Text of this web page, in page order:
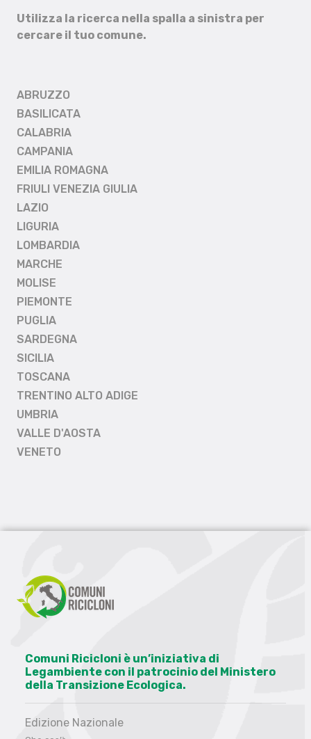
Utilizza la ricerca nella spalla a sinistra per
cercare il tuo comune.
ABRUZZO
BASILICATA
CALABRIA
CAMPANIA
EMILIA ROMAGNA
FRIULI VENEZIA GIULIA
LAZIO
LIGURIA
LOMBARDIA
MARCHE
MOLISE
PIEMONTE
PUGLIA
SARDEGNA
SICILIA
TOSCANA
TRENTINO ALTO ADIGE
UMBRIA
VALLE D'AOSTA
VENETO
Comuni Ricicloni è un’iniziativa di
Legambiente con il patrocinio del Ministero
della Transizione Ecologica.
Edizione Nazionale